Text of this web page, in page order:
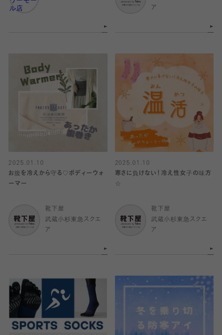
ア
2025.01.10
お腹を冷えから守る♡ボディーウォ
ーマー
靴下屋
武蔵小杉東急スクエ
ア
2025.01.10
寒さに負けない！冷え性女子の味方
☆
靴下屋
武蔵小杉東急スクエ
ア